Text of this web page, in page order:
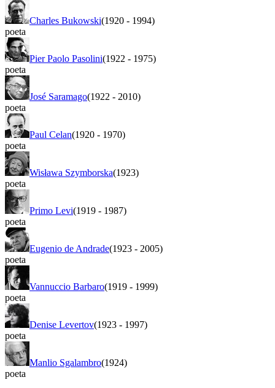
Charles Bukowski(1920 - 1994)
poeta
Pier Paolo Pasolini(1922 - 1975)
poeta
José Saramago(1922 - 2010)
poeta
Paul Celan(1920 - 1970)
poeta
Wisława Szymborska(1923)
poeta
Primo Levi(1919 - 1987)
poeta
Eugenio de Andrade(1923 - 2005)
poeta
Vannuccio Barbaro(1919 - 1999)
poeta
Denise Levertov(1923 - 1997)
poeta
Manlio Sgalambro(1924)
poeta